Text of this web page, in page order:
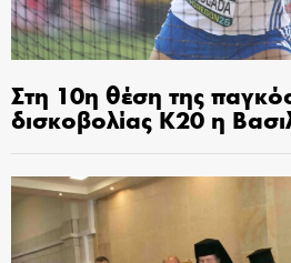
Στη 10η θέση της
δισκοβολίας Κ20 η